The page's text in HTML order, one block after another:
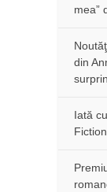
mea”
din
Iată